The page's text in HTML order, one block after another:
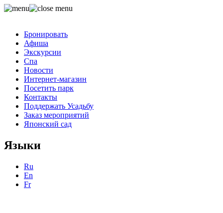
Бронировать
Афиша
Экскурсии
Спа
Новости
Интернет-магазин
Посетить парк
Контакты
Поддержать Усадьбу
Заказ мероприятий
Японский сад
Языки
Ru
En
Fr